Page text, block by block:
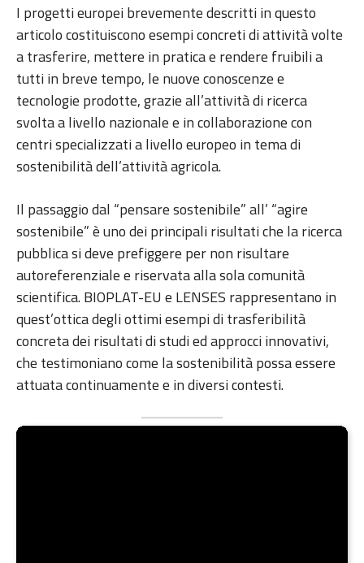
I progetti europei brevemente descritti in questo
articolo costituiscono esempi concreti di attività volte
a trasferire, mettere in pratica e rendere fruibili a
tutti in breve tempo, le nuove conoscenze e
tecnologie prodotte, grazie all’attività di ricerca
svolta a livello nazionale e in collaborazione con
centri specializzati a livello europeo in tema di
sostenibilità dell’attività agricola.
Il passaggio dal “pensare sostenibile” all’ “agire
sostenibile” è uno dei principali risultati che la ricerca
pubblica si deve prefiggere per non risultare
autoreferenziale e riservata alla sola comunità
scientifica. BIOPLAT-EU e LENSES rappresentano in
quest’ottica degli ottimi esempi di trasferibilità
concreta dei risultati di studi ed approcci innovativi,
che testimoniano come la sostenibilità possa essere
attuata continuamente e in diversi contesti.